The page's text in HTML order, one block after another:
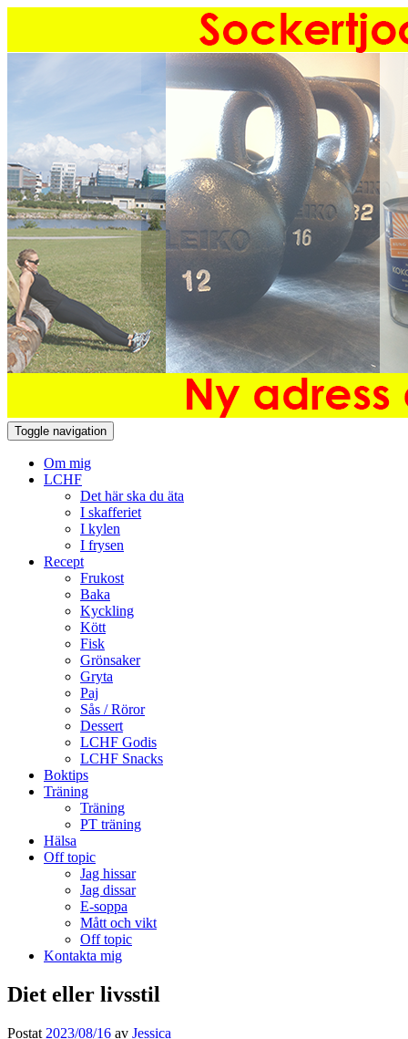
Toggle navigation
Om mig
LCHF
Det här ska du äta
I skafferiet
I kylen
I frysen
Recept
Frukost
Baka
Kyckling
Kött
Fisk
Grönsaker
Gryta
Paj
Sås / Röror
Dessert
LCHF Godis
LCHF Snacks
Boktips
Träning
Träning
PT träning
Hälsa
Off topic
Jag hissar
Jag dissar
E-soppa
Mått och vikt
Off topic
Kontakta mig
Diet eller livsstil
Postat 2023/08/16 av Jessica